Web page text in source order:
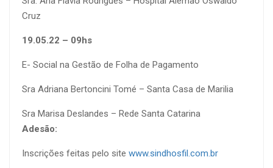
Cruz
19.05.22 – 09hs
E- Social na Gestão de Folha de Pagamento
Sra Adriana Bertoncini Tomé – Santa Casa de Marilia
Sra Marisa Deslandes – Rede Santa Catarina
Adesão:
Inscrições feitas pelo site www.sindhosfil.com.br